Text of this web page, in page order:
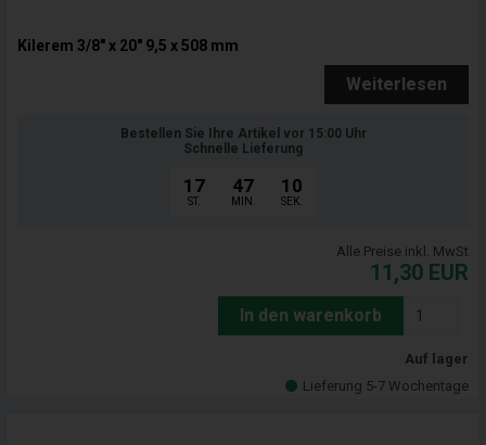
Kilerem 3/8" x 20" 9,5 x 508 mm
Weiterlesen
Bestellen Sie Ihre Artikel vor 15:00 Uhr
Schnelle Lieferung
17
ST.
47
MIN.
09
SEK.
Alle Preise inkl. MwSt
11,30 EUR
In den warenkorb
Auf lager
Lieferung 5-7 Wochentage